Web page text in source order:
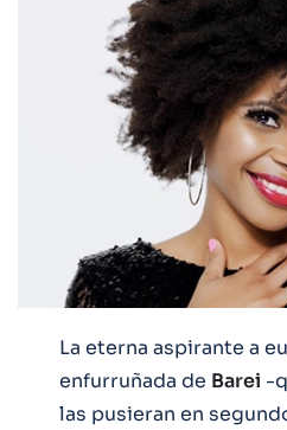
La eterna aspirante a
enfurruñada de Barei -
las pusieran en